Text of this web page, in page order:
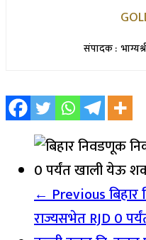
संपादक :
← Previous
राज्यसभेत RJD 0